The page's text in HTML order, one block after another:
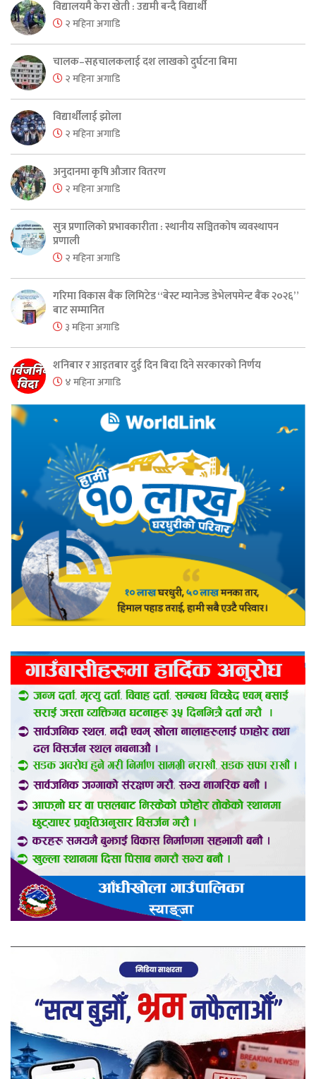
विद्यालयमै केरा खेती : उद्यमी बन्दै विद्यार्थी
२ महिना अगाडि
चालक–सहचालकलाई दश लाखको दुर्घटना बिमा
२ महिना अगाडि
विद्यार्थीलाई झोला
२ महिना अगाडि
अनुदानमा कृषि औजार वितरण
२ महिना अगाडि
सुत्र प्रणालिको प्रभावकारीता : स्थानीय सञ्चितकोष व्यवस्थापन
प्रणाली
२ महिना अगाडि
गरिमा विकास बैंक लिमिटेड “बेस्ट म्यानेज्ड डेभेलपमेन्ट बैंक २०२६”
बाट सम्मानित
३ महिना अगाडि
शनिबार र आइतबार दुई दिन बिदा दिने सरकारको निर्णय
४ महिना अगाडि